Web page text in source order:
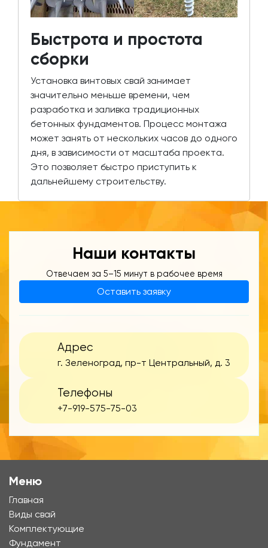
Быстрота и простота
сборки
Установка винтовых свай занимает
значительно меньше времени, чем
разработка и заливка традиционных
бетонных фундаментов. Процесс монтажа
может занять от нескольких часов до одного
дня, в зависимости от масштаба проекта.
Это позволяет быстро приступить к
дальнейшему строительству.
Наши контакты
Отвечаем за 5–15 минут в рабочее время
Оставить заявку
Адрес
г. Зеленоград, пр-т Центральный, д. 3
Телефоны
+7-919-575-75-03
Меню
Главная
Виды свай
Комплектующие
Фундамент